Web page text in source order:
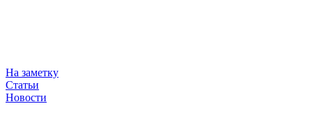
На заметку
Статьи
Новости